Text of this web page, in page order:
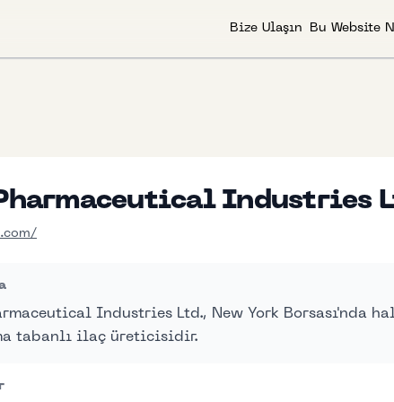
Bize Ulaşın Bu Website
Industries
Industries Ltd., New York Borsası'nda
tabanlı ilaç üreticisidir.